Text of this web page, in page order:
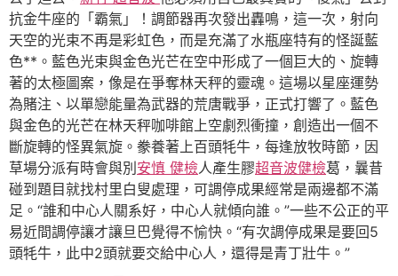
抗金牛座的「霸氣」！調節器再次發出轟鳴，這一次，射向
天空的光束不再是彩虹色，而是充滿了水瓶座特有的怪誕藍
色**。藍色光束與金色光芒在空中形成了一個巨大的、旋轉
著的太極圖案，像是在爭奪林天秤的靈魂。這場以星座運勢
為賭注、以單戀能量為武器的荒唐戰爭，正式打響了。藍色
與金色的光芒在林天秤咖啡館上空劇烈衝撞，創造出一個不
斷旋轉的怪異氣旋。豢養著上百頭牦牛，每逢放牧時節，因
草場分派有時會與別安慎 健檢人產生膠超音波健檢葛，曩昔
碰到題目就找村里白叟處理，可調停成果經常是兩邊都不滿
足。“誰和中心人關系好，中心人就傾向誰。”一些不公正的平
易近間調停讓才讓旦巴覺得不愉快。“有次調停成果是要回5
頭牦牛，此中2頭就要交給中心人，還得是青丁壯牛。”